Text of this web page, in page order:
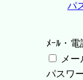
パ
ﾒｰﾙ・
メ
パスワ